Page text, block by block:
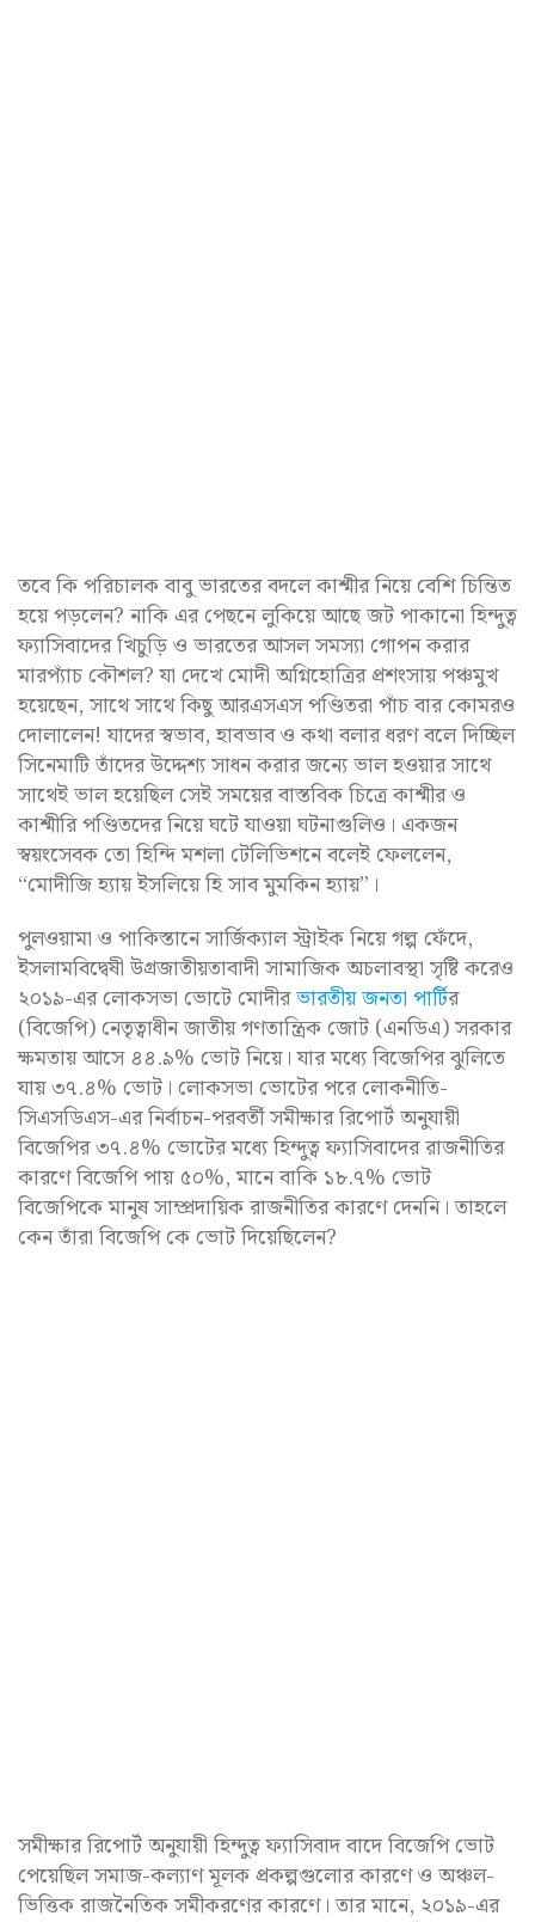
তবে কি পরিচালক বাবু ভারতের বদলে কাশ্মীর নিয়ে বেশি চিন্তিত
হয়ে পড়লেন? নাকি এর পেছনে লুকিয়ে আছে জট পাকানো হিন্দুত্ব
ফ্যাসিবাদের খিচুড়ি ও ভারতের আসল সমস্যা গোপন করার
মারপ্যাঁচ কৌশল? যা দেখে মোদী অগ্নিহোত্রির প্রশংসায় পঞ্চমুখ
হয়েছেন, সাথে সাথে কিছু আরএসএস পণ্ডিতরা পাঁচ বার কোমরও
দোলালেন! যাদের স্বভাব, হাবভাব ও কথা বলার ধরণ বলে দিচ্ছিল
সিনেমাটি তাঁদের উদ্দেশ্য সাধন করার জন্যে ভাল হওয়ার সাথে
সাথেই ভাল হয়েছিল সেই সময়ের বাস্তবিক চিত্রে কাশ্মীর ও
কাশ্মীরি পণ্ডিতদের নিয়ে ঘটে যাওয়া ঘটনাগুলিও। একজন
স্বয়ংসেবক তো হিন্দি মশলা টেলিভিশনে বলেই ফেললেন,
“মোদীজি হ্যায় ইসলিয়ে হি সাব মুমকিন হ্যায়”।
পুলওয়ামা ও পাকিস্তানে সার্জিক্যাল স্ট্রাইক নিয়ে গল্প ফেঁদে,
ইসলামবিদ্বেষী উগ্রজাতীয়তাবাদী সামাজিক অচলাবস্থা সৃষ্টি করেও
২০১৯-এর লোকসভা ভোটে মোদীরভারতীয় জনতা পার্টির
(বিজেপি) নেতৃত্বাধীন জাতীয় গণতান্ত্রিক জোট (এনডিএ) সরকার
ক্ষমতায় আসে ৪৪.৯% ভোট নিয়ে। যার মধ্যে বিজেপির ঝুলিতে
যায় ৩৭.৪% ভোট। লোকসভা ভোটের পরে লোকনীতি-
সিএসডিএস-এর নির্বাচন-পরবর্তী সমীক্ষার রিপোর্ট অনুযায়ী
বিজেপির ৩৭.৪% ভোটের মধ্যে হিন্দুত্ব ফ্যাসিবাদের রাজনীতির
কারণে বিজেপি পায় ৫০%, মানে বাকি ১৮.৭% ভোট
বিজেপিকে মানুষ সাম্প্রদায়িক রাজনীতির কারণে দেননি। তাহলে
কেন তাঁরা বিজেপি কে ভোট দিয়েছিলেন?
সমীক্ষার রিপোর্ট অনুযায়ী হিন্দুত্ব ফ্যাসিবাদ বাদে বিজেপি ভোট
পেয়েছিল সমাজ-কল্যাণ মূলক প্রকল্পগুলোর কারণে ও অঞ্চল-
ভিত্তিক রাজনৈতিক সমীকরণের কারণে। তার মানে, ২০১৯-এর